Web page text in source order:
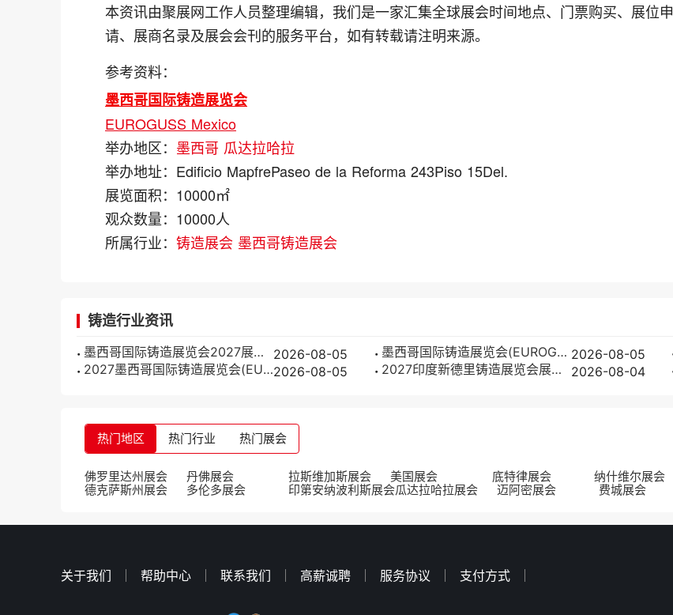
本资讯由聚展网工作人员整理编辑，我们是一家汇集全球展会时间地点、门票购买、展位申
请、展商名录及展会会刊的服务平台，如有转载请注明来源。
参考资料：
墨西哥国际铸造展览会
EUROGUSS Mexico
举办地区： 墨西哥 瓜达拉哈拉
举办地址： Edificio MapfrePaseo de la Reforma 243Piso 15Del.
展览面积： 10000㎡
观众数量： 10000人
所属行业： 铸造展会 墨西哥铸造展会
铸造行业资讯
墨西哥国际铸造展览会2027展商名录抢先看，展商名录预订 2026-08-05 墨西哥国际铸造展览会(EUROGUSS Mexico)参展商名单 2026-08-05
2027墨西哥国际铸造展览会(EUROGUSS Mexico)参展攻略（时间+地点+门票）2026-08-05 2027印度新德里铸造展览会展位费及预订流程 2026-08-04
热门地区 热门行业 热门展会
佛罗里达州展会 丹佛展会 拉斯维加斯展会 美国展会 底特律展会 纳什维尔展会
德克萨斯州展会
多伦多展会 印第安纳波利斯展会瓜达拉哈拉展会 迈阿密展会 费城展会
关于我们 帮助中心 联系我们 高薪诚聘 服务协议 支付方式